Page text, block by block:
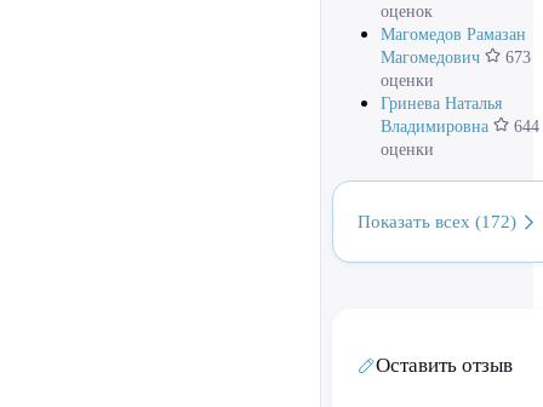
оценок
Магомедов Рамазан
Магомедович
673
оценки
Гринева Наталья
Владимировна
644
оценки
Показать всех (172)
Оставить отзыв